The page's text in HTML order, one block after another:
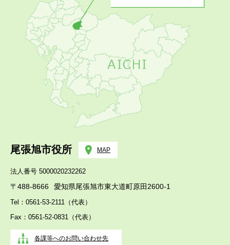
尾張旭市役所 MAP
法人番号 5000020232262
〒488-8666 愛知県尾張旭市東大道町原田2600-1
Tel：0561-53-2111（代表）
Fax：0561-52-0831（代表）
各課等へのお問い合わせ先